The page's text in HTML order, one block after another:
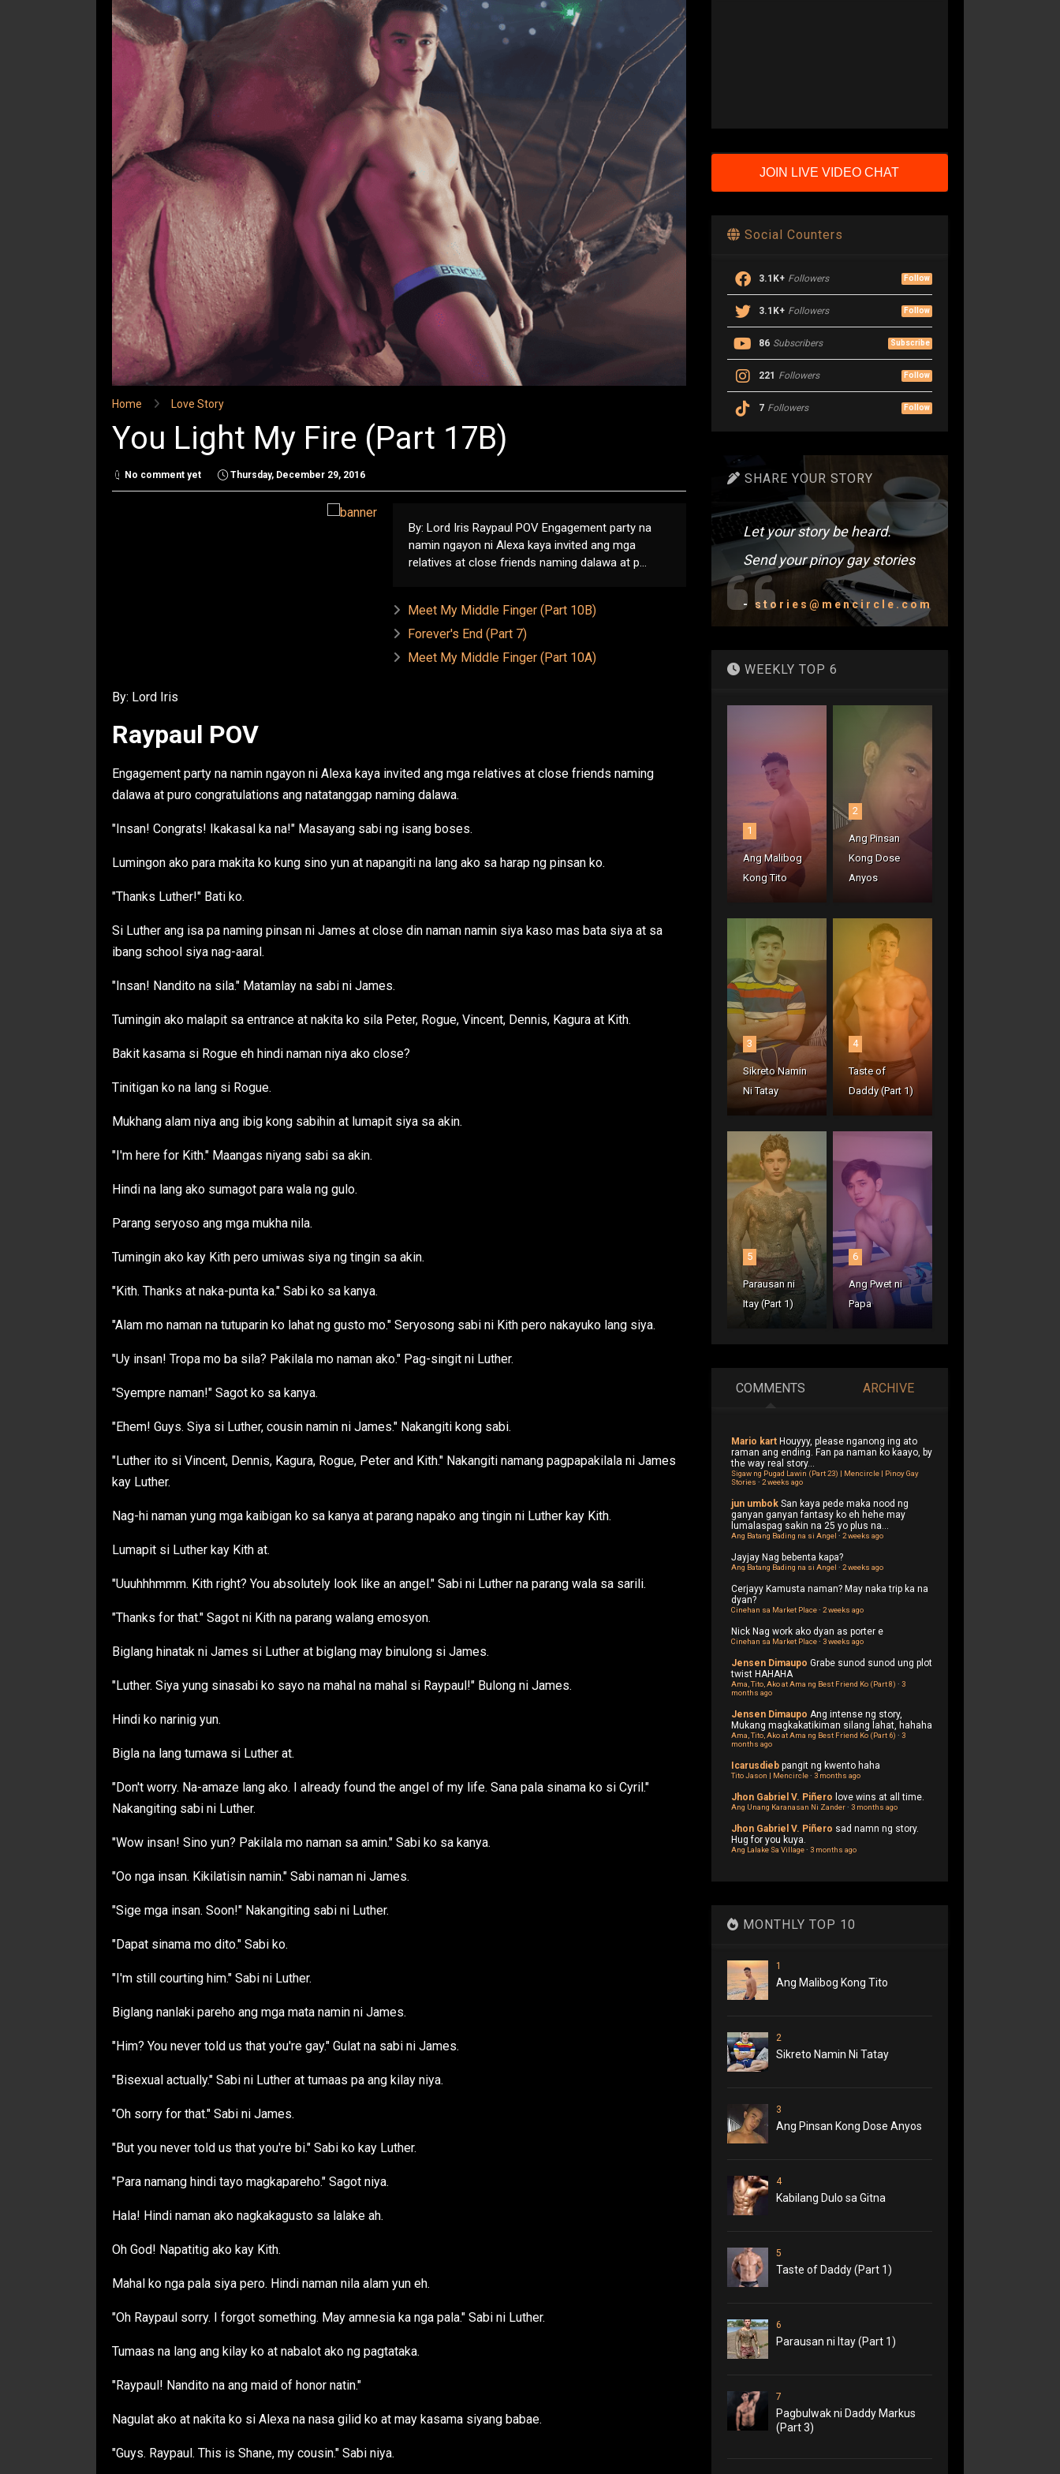
Home Love Story
You Light My Fire (Part 17B)
No comment yet Thursday, December 29, 2016
By: Lord Iris Raypaul POV Engagement party na
namin ngayon ni Alexa kaya invited ang mga
relatives at close friends naming dalawa at p...
Meet My Middle Finger (Part 10B)
Forever's End (Part 7)
Meet My Middle Finger (Part 10A)
By: Lord Iris
Raypaul POV
Engagement party na namin ngayon ni Alexa kaya invited ang mga relatives at close friends naming
dalawa at puro congratulations ang natatanggap naming dalawa.
"Insan! Congrats! Ikakasal ka na!" Masayang sabi ng isang boses.
Lumingon ako para makita ko kung sino yun at napangiti na lang ako sa harap ng pinsan ko.
"Thanks Luther!" Bati ko.
Si Luther ang isa pa naming pinsan ni James at close din naman namin siya kaso mas bata siya at sa
ibang school siya nag-aaral.
"Insan! Nandito na sila." Matamlay na sabi ni James.
Tumingin ako malapit sa entrance at nakita ko sila Peter, Rogue, Vincent, Dennis, Kagura at Kith.
Bakit kasama si Rogue eh hindi naman niya ako close?
Tinitigan ko na lang si Rogue.
Mukhang alam niya ang ibig kong sabihin at lumapit siya sa akin.
"I'm here for Kith." Maangas niyang sabi sa akin.
Hindi na lang ako sumagot para wala ng gulo.
Parang seryoso ang mga mukha nila.
Tumingin ako kay Kith pero umiwas siya ng tingin sa akin.
"Kith. Thanks at naka-punta ka." Sabi ko sa kanya.
"Alam mo naman na tutuparin ko lahat ng gusto mo." Seryosong sabi ni Kith pero nakayuko lang siya.
"Uy insan! Tropa mo ba sila? Pakilala mo naman ako." Pag-singit ni Luther.
"Syempre naman!" Sagot ko sa kanya.
"Ehem! Guys. Siya si Luther, cousin namin ni James." Nakangiti kong sabi.
"Luther ito si Vincent, Dennis, Kagura, Rogue, Peter and Kith." Nakangiti namang pagpapakilala ni James
kay Luther.
Nag-hi naman yung mga kaibigan ko sa kanya at parang napako ang tingin ni Luther kay Kith.
Lumapit si Luther kay Kith at.
"Uuuhhhmmm. Kith right? You absolutely look like an angel." Sabi ni Luther na parang wala sa sarili.
"Thanks for that." Sagot ni Kith na parang walang emosyon.
Biglang hinatak ni James si Luther at biglang may binulong si James.
"Luther. Siya yung sinasabi ko sayo na mahal na mahal si Raypaul!" Bulong ni James.
Hindi ko narinig yun.
Bigla na lang tumawa si Luther at.
"Don't worry. Na-amaze lang ako. I already found the angel of my life. Sana pala sinama ko si Cyril."
Nakangiting sabi ni Luther.
"Wow insan! Sino yun? Pakilala mo naman sa amin." Sabi ko sa kanya.
"Oo nga insan. Kikilatisin namin." Sabi naman ni James.
"Sige mga insan. Soon!" Nakangiting sabi ni Luther.
"Dapat sinama mo dito." Sabi ko.
"I'm still courting him." Sabi ni Luther.
Biglang nanlaki pareho ang mga mata namin ni James.
"Him? You never told us that you're gay." Gulat na sabi ni James.
"Bisexual actually." Sabi ni Luther at tumaas pa ang kilay niya.
"Oh sorry for that." Sabi ni James.
"But you never told us that you're bi." Sabi ko kay Luther.
"Para namang hindi tayo magkapareho." Sagot niya.
Hala! Hindi naman ako nagkakagusto sa lalake ah.
Oh God! Napatitig ako kay Kith.
Mahal ko nga pala siya pero. Hindi naman nila alam yun eh.
"Oh Raypaul sorry. I forgot something. May amnesia ka nga pala." Sabi ni Luther.
Tumaas na lang ang kilay ko at nabalot ako ng pagtataka.
"Raypaul! Nandito na ang maid of honor natin."
Nagulat ako at nakita ko si Alexa na nasa gilid ko at may kasama siyang babae.
"Guys. Raypaul. This is Shane, my cousin." Sabi niya.
JOIN LIVE VIDEO CHAT
Social Counters
3.1K+ Followers Follow
3.1K+ Followers Follow
86 Subscribers Subscribe
221 Followers Follow
7 Followers Follow
SHARE YOUR STORY
Let your story be heard.
Send your pinoy gay stories
- stories@mencircle.com
WEEKLY TOP 6
1
Ang Malibog
Kong Tito
2
Ang Pinsan
Kong Dose
Anyos
3
Sikreto Namin
Ni Tatay
4
Taste of
Daddy (Part 1)
5
Parausan ni
Itay (Part 1)
6
Ang Pwet ni
Papa
COMMENTS ARCHIVE
Mario kart Houyyy, please nganong ing ato
raman ang ending. Fan pa naman ko kaayo, by
the way real story...
Sigaw ng Pugad Lawin (Part 23) | Mencircle | Pinoy Gay
Stories · 2 weeks ago
jun umbok San kaya pede maka nood ng
ganyan ganyan fantasy ko eh hehe may
lumalaspag sakin na 25 yo plus na...
Ang Batang Bading na si Angel · 2 weeks ago
Jayjay Nag bebenta kapa?
Ang Batang Bading na si Angel · 2 weeks ago
Cerjayy Kamusta naman? May naka trip ka na
dyan?
Cinehan sa Market Place· 2 weeks ago
Nick Nag work ako dyan as porter e
Cinehan sa Market Place· 3 weeks ago
Jensen Dimaupo Grabe sunod sunod ung plot
twist HAHAHA
Ama, Tito, Ako at Ama ng Best Friend Ko (Part 8) · 3
months ago
Jensen Dimaupo Ang intense ng story,
Mukang magkakatikiman silang lahat, hahaha
Ama, Tito, Ako at Ama ng Best Friend Ko (Part 6) · 3
months ago
Icarusdieb pangit ng kwento haha
Tito Jason | Mencircle· 3 months ago
Jhon Gabriel V. Piñero love wins at all time.
Ang Unang Karanasan Ni Zander· 3 months ago
Jhon Gabriel V. Piñero sad namn ng story.
Hug for you kuya.
Ang Lalake Sa Village· 3 months ago
MONTHLY TOP 10
1
Ang Malibog Kong Tito
2
Sikreto Namin Ni Tatay
3
Ang Pinsan Kong Dose Anyos
4
Kabilang Dulo sa Gitna
5
Taste of Daddy (Part 1)
6
Parausan ni Itay (Part 1)
7
Pagbulwak ni Daddy Markus
(Part 3)